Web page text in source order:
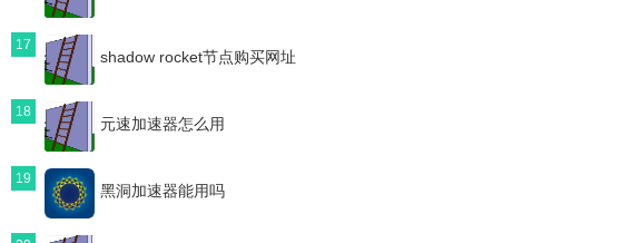
17
shadow rocket节点购买网址
18
元速加速器怎么用
19
黑洞加速器能用吗